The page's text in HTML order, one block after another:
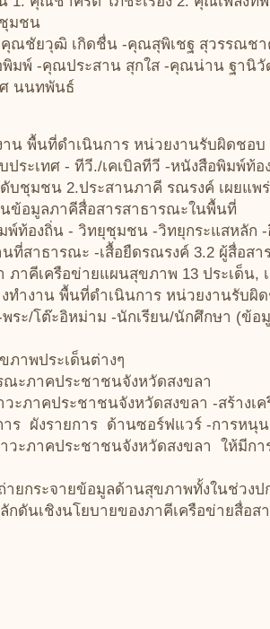
มชน
ชัยวุฒิ เกิดชื่น -คุณสุพิเชฐ สุวรรณชา
มพ์ -คุณประสาน สุกใส -คุณน่าน ฐา
นนทพันธ์
น พื้นที่ดำเนินการ หน่วยงานรับผิดชอ
ประเทศ - ทีวี./เคเบิลทีวี -หนังสือพิมพ์
ดับชุมชน 2.ประสานภาคี รณรงค์ เผยแ
ข้อมูลภาคีสื่อสารสาธารณะในพื้นที่
พ์ท้องถิ่น - วิทยุชุมชน -วิทยุกระแสหลัก
นที่สาธารณะ -เสื้อยืดรณรงค์ 3.2 ผู้สื่อ
ภาคีเครือข่ายแผนสุขภาพ 13 ประเด็น
ทำงาน พื้นที่ดำเนินการ หน่วยงานรับผิ
ะ/โต๊ะอิหม่าม -นักเรียน/นักศึกษา (ข้อ
ภาพประเด็นต่างๆ
ะภาคประชาชนจังหวัดสงขลา
วะภาคประชาชนจังหวัดสงขลา -สร้าง
าร ผังรายการ ด้านซอร์ฟแวร์ -การห
วะภาคประชาชนจังหวัดสงขลา ให้มีก
ยกระจายข้อมูลด้านสุขภาพทั้งในช่วงป
กดันเชิงนโยบายของภาคีเครือข่ายสื่อ